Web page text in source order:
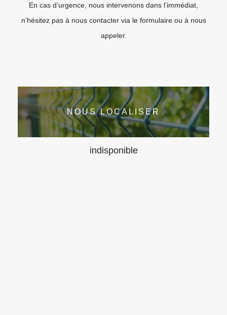
En cas d’urgence, nous intervenons dans l’immédiat,
n’hésitez pas à nous contacter via le formulaire ou à nous
appeler.
NOUS LOCALISER
indisponible